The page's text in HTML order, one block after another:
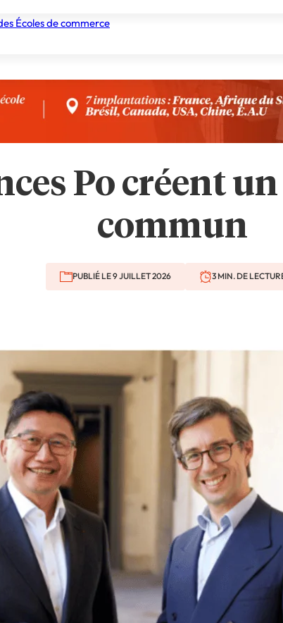
Écoles de commerce
Po créent
commun
PUBLIÉ LE 9 JUILLET 2026 3 MIN. DE